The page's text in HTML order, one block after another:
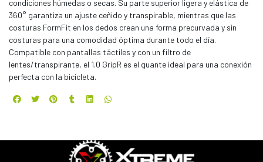
condiciones húmedas o secas. Su parte superior ligera y elástica de
360° garantiza un ajuste ceñido y transpirable, mientras que las
costuras FormFit en los dedos crean una forma precurvada y sin
costuras para una comodidad óptima durante todo el día.
Compatible con pantallas táctiles y con un filtro de
lentes/transpirante, el 1.0 GripR es el guante ideal para una conexión
perfecta con la bicicleta.